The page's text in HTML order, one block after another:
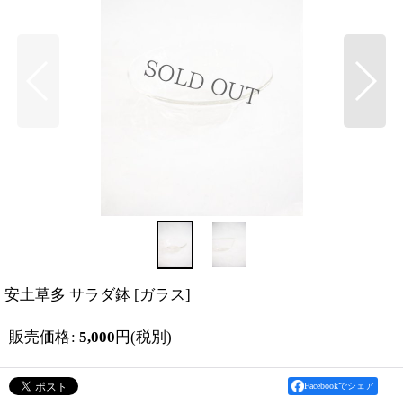
安土草多 サラダ鉢 [ガラス]
販売価格: 5,000 円(税別)
Facebookでシェア